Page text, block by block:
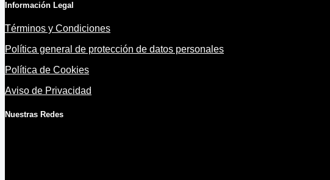
Información Legal
Términos y Condiciones
Política general de protección de datos personales
Política de Cookies
Aviso de Privacidad
Nuestras Redes